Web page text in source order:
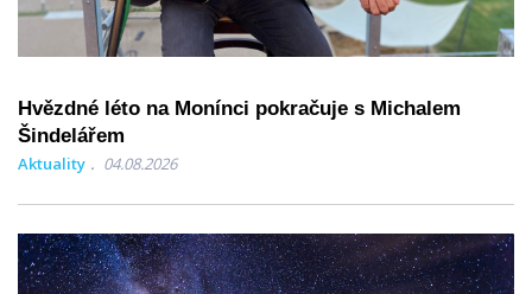
Hvězdné léto na Monínci pokračuje s Michalem
Šindelářem
Aktuality 04.08.2026